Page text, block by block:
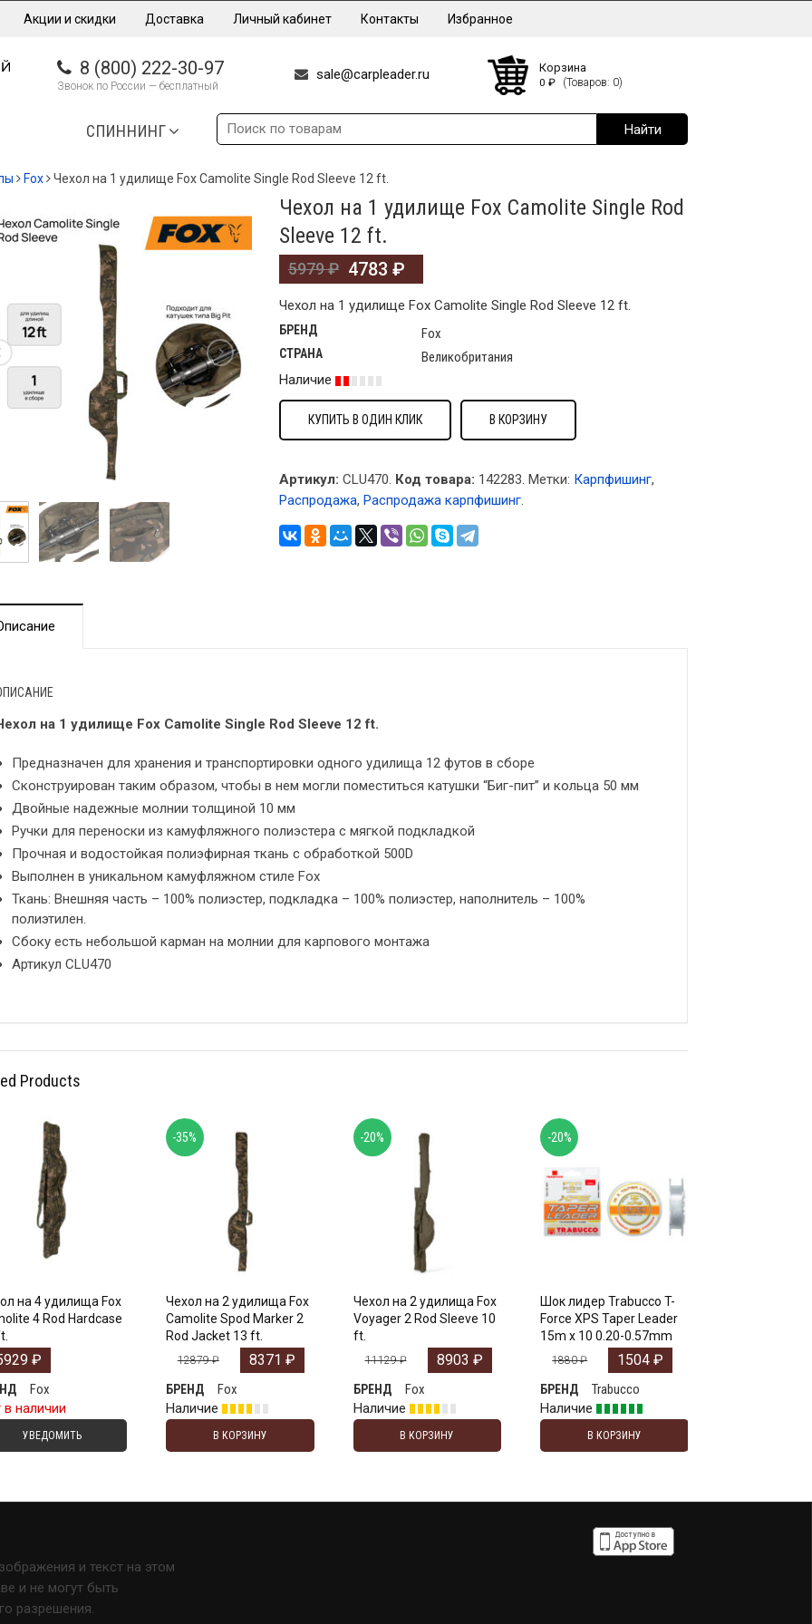
Акции и скидки Доставка Личный кабинет Контакты Избранное
8 (800) 222-30-97
Звонок по России — бесплатный
sale@carpleader.ru Корзина
0 ₽ (Товаров: 0)
СПИННИНГ
Fox Чехол на 1 удилище Fox Camolite Single Rod Sleeve 12 ft.
Чехол на 1 удилище Fox Camolite Single Rod
Sleeve 12 ft.
5979₽ 4783 ₽
Чехол на 1 удилище Fox Camolite Single Rod Sleeve 12 ft.
БРЕНД Fox
СТРАНА
Великобритания
Наличие
КУПИТЬ В ОДИН КЛИК В КОРЗИНУ
Артикул: CLU470. Код товара: 142283. Метки: Карпфишинг,
Распродажа, Распродажа карпфишинг.
на 1 удилище Fox Camolite Single Rod Sleeve 12 ft.
Предназначен для хранения и транспортировки одного удилища 12 футов в сборе
Сконструирован таким образом, чтобы в нем могли поместиться катушки “Биг-пит” и кольца 50 мм
Двойные надежные молнии толщиной 10 мм
Ручки для переноски из камуфляжного полиэстера с мягкой подкладкой
Прочная и водостойкая полиэфирная ткань с обработкой 500D
Выполнен в уникальном камуфляжном стиле Fox
Ткань: Внешняя часть – 100% полиэстер, подкладка – 100% полиэстер, наполнитель – 100%
полиэтилен.
Сбоку есть небольшой карман на молнии для карпового монтажа
Артикул CLU470
Products
на 4 удилища Fox
4 Rod Hardcase
₽
Fox
в наличии
УВЕДОМИТЬ
Чехол на 2 удилища Fox
Camolite Spod Marker 2
Rod Jacket 13 ft.
12879₽ 8371 ₽
БРЕНД
Fox
Наличие
В КОРЗИНУ
-35%
Чехол на 2 удилища Fox
Voyager 2 Rod Sleeve 10
ft.
11129₽ 8903 ₽
БРЕНД
Fox
Наличие
В КОРЗИНУ
-20%
Шок лидер Trabucco T-
Force XPS Taper Leader
15m x 10 0.20-0.57mm
1880₽ 1504₽
БРЕНД
Trabucco
Наличие
В КОРЗИНУ
-20%
и текст на этом
и не могут быть
разрешения.